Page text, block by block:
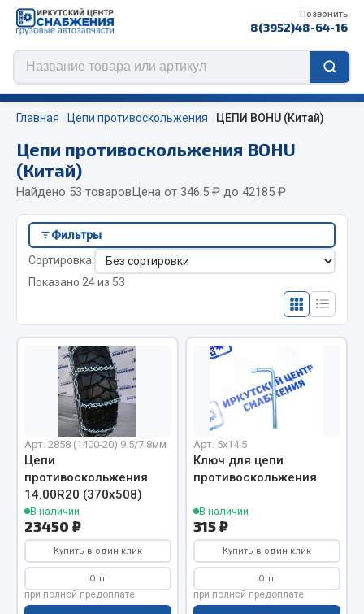
Позвонить
8(3952)48-64-16
Цепи противоскольжения
ЦЕПИ РОССИЯ
ЦЕПИ BOHU (Китай)
Изготовление цепей на колеса BOHU
QITONG
Отопители салона, подогреватели
Автономные воздушные отопители
Жидкостные подогреватели
Отопители салона
Подогреватели тосола
Весь раздел
Автотовары
Автозвук
Главная Цепи противоскольжения ЦЕПИ BOHU (Китай)
Цепи противоскольжения BOHU
(Китай)
Найдено 53 товаровЦена от 346.5 ₽ до 42185 ₽
Фильтры
Сортировка:
Показано 24 из 53
Арт. 2858 (1400-20) 9.5/7.8мм
Цепи
противоскольжения
14.00R20 (370х508)
В наличии
23450 ₽
Купить в один клик
Опт
при полной предоплате
Арт. 5х14.5
Ключ для цепи
противоскольжения
В наличии
315 ₽
Купить в один клик
Опт
при полной предоплате